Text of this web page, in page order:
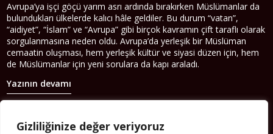
Gizliliğinize değer veriyoruz
Avrupa’ya işçi göçü yarım asrı ardında bırakırken Müslümanlar da
bulundukları ülkelerde kalıcı hâle geldiler. Bu durum “vatan”,
“aidiyet”, “İslam” ve “Avrupa” gibi birçok kavramın çift taraflı olarak
sorgulanmasına neden oldu. Avrupa’da yerleşik bir Müslüman
cemaatin oluşması, hem yerleşik kültür ve siyasi düzen için, hem
de Müslümanlar için yeni sorulara da kapı araladı.
Yazının devamı